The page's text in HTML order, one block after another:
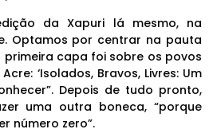
da Xapuri lá mesmo, na
Optamos por centrar na pauta
primeira capa foi sobre os povos
‘Isolados, Bravos, Livres: Um
Depois de tudo pronto,
uma outra boneca, “porque
número zero”.